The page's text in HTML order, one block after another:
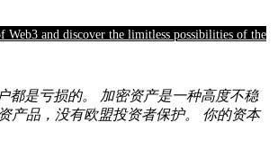
Web3 and discover the limitless possibilities of the
都是亏损的。 加密资产是一种高度不稳
产品，没有欧盟投资者保护。 你的资本